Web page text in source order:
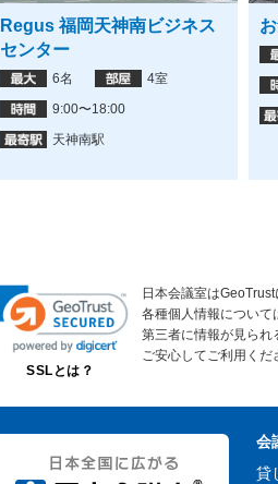
Regus 福岡天神南ビジネス
センター
6名
4室
9:00〜18:00
天神南駅
SSLとは？
日本会議室はGeoTrust
各種個人情報について
第三者に情報が見られ
ご安心してご利用くだ
会
貸